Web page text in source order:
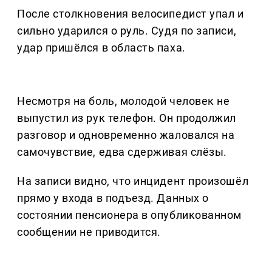
После столкновения велосипедист упал и
сильно ударился о руль. Судя по записи,
удар пришёлся в область паха.
Несмотря на боль, молодой человек не
выпустил из рук телефон. Он продолжил
разговор и одновременно жаловался на
самочувствие, едва сдерживая слёзы.
На записи видно, что инцидент произошёл
прямо у входа в подъезд. Данных о
состоянии пенсионера в опубликованном
сообщении не приводится.